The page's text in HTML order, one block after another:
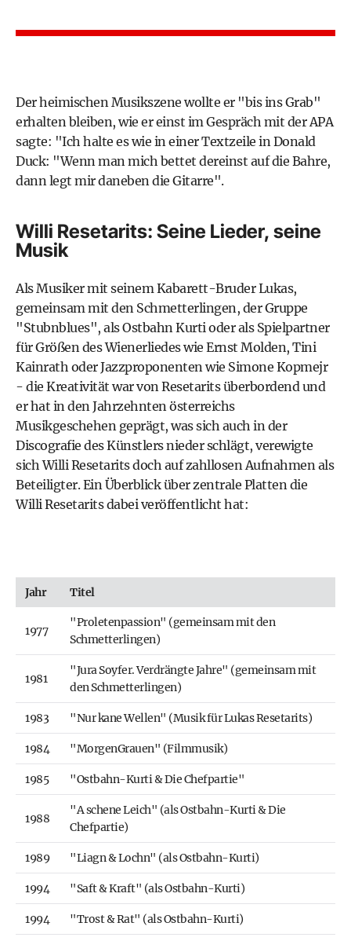
Der heimischen Musikszene wollte er "bis ins Grab"
erhalten bleiben, wie er einst im Gespräch mit der APA
sagte: "Ich halte es wie in einer Textzeile in Donald
Duck: "Wenn man mich bettet dereinst auf die Bahre,
dann legt mir daneben die Gitarre".
Willi Resetarits: Seine Lieder, seine
Musik
Als Musiker mit seinem Kabarett-Bruder Lukas,
gemeinsam mit den Schmetterlingen, der Gruppe
"Stubnblues", als Ostbahn Kurti oder als Spielpartner
für Größen des Wienerliedes wie Ernst Molden, Tini
Kainrath oder Jazzproponenten wie Simone Kopmejr
- die Kreativität war von Resetarits überbordend und
er hat in den Jahrzehnten österreichs
Musikgeschehen geprägt, was sich auch in der
Discografie des Künstlers nieder schlägt, verewigte
sich Willi Resetarits doch auf zahllosen Aufnahmen als
Beteiligter. Ein Überblick über zentrale Platten die
Willi Resetarits dabei veröffentlicht hat:
Jahr Titel
1977
"Proletenpassion" (gemeinsam mit den
Schmetterlingen)
1981
"Jura Soyfer. Verdrängte Jahre" (gemeinsam mit
den Schmetterlingen)
1983 "Nur kane Wellen" (Musik für Lukas Resetarits)
1984 "MorgenGrauen" (Filmmusik)
1985 "Ostbahn-Kurti & Die Chefpartie"
1988
"A schene Leich" (als Ostbahn-Kurti & Die
Chefpartie)
1989 "Liagn & Lochn" (als Ostbahn-Kurti)
1994 "Saft & Kraft" (als Ostbahn-Kurti)
1994 "Trost & Rat" (als Ostbahn-Kurti)